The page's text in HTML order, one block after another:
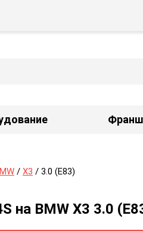
/ X3 / 3.0 (E83)
на BMW X3 3.0